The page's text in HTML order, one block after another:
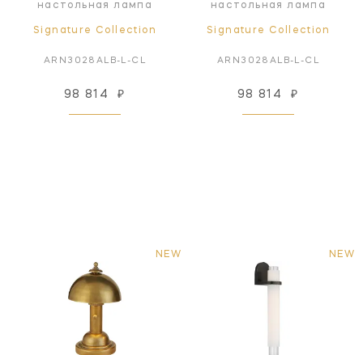
настольная лампа
Signature Collection
ARN3028ALB-L-CL
98 814 ₽
настольная лампа
Signature Collection
ARN3028ALB-L-CL
98 814 ₽
NEW NEW